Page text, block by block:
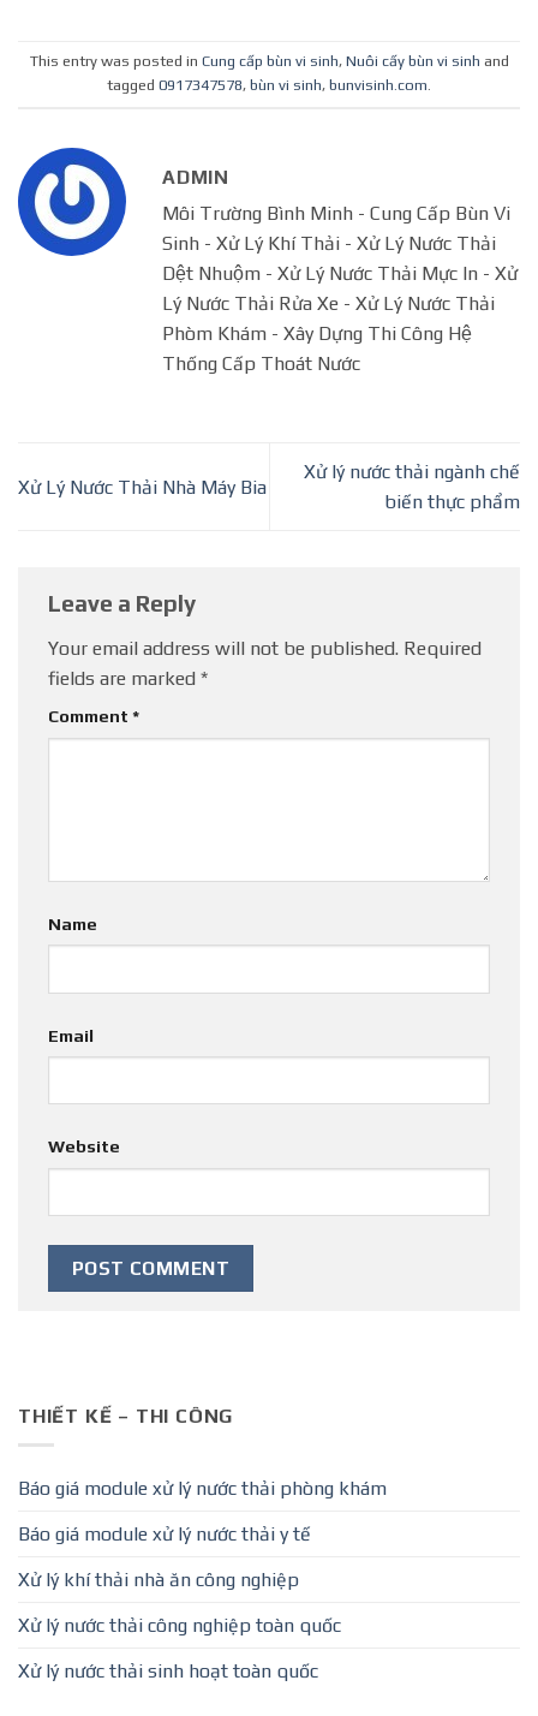
This entry was posted in Cung cấp bùn vi sinh, Nuôi cấy bùn vi sinh and
tagged 0917347578, bùn vi sinh, bunvisinh.com.
ADMIN
Môi Trường Bình Minh - Cung Cấp Bùn Vi
Sinh - Xử Lý Khí Thải - Xử Lý Nước Thải
Dệt Nhuộm - Xử Lý Nước Thải Mực In - Xử
Lý Nước Thải Rửa Xe - Xử Lý Nước Thải
Phòm Khám - Xây Dựng Thi Công Hệ
Thống Cấp Thoát Nước
Xử Lý Nước Thải Nhà Máy Bia
Xử lý nước thải ngành chế
biến thực phẩm
Leave a Reply
Your email address will not be published. Required
fields are marked *
Comment *
Name
Email
Website
THIẾT KẾ – THI CÔNG
Báo giá module xử lý nước thải phòng khám
Báo giá module xử lý nước thải y tế
Xử lý khí thải nhà ăn công nghiệp
Xử lý nước thải công nghiệp toàn quốc
Xử lý nước thải sinh hoạt toàn quốc